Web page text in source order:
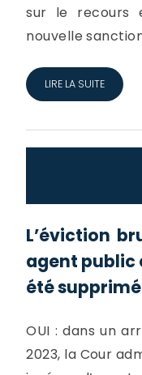
sur le recours
nouvelle
LIRE LA SUITE
L’éviction
agent public
été
OUI : dans un
2023, la Cour